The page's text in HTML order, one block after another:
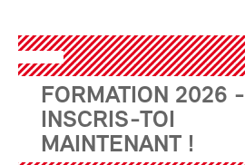
FORMATION 2026 -
INSCRIS-TOI
MAINTENANT !